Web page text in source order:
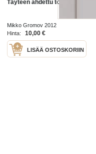
Täyteen ahdettu totuus
Mikko Gromov 2012
Hinta:
10,00 €
LISÄÄ OSTOSKORIIN